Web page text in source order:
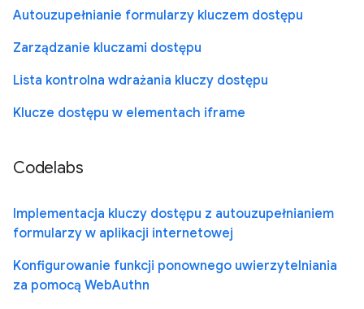
Autouzupełnianie formularzy kluczem dostępu
Zarządzanie kluczami dostępu
Lista kontrolna wdrażania kluczy dostępu
Klucze dostępu w elementach iframe
Codelabs
Implementacja kluczy dostępu z autouzupełnianiem
formularzy w aplikacji internetowej
Konfigurowanie funkcji ponownego uwierzytelniania
za pomocą WebAuthn